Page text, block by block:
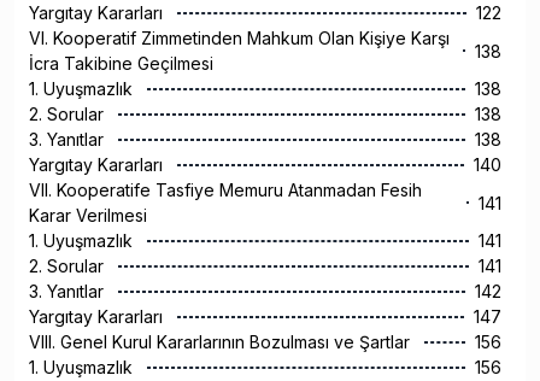
Yargıtay Kararları
122
VI. Kooperatif Zimmetinden Mahkum Olan Kişiye Karşı
İcra Takibine Geçilmesi
138
1. Uyuşmazlık
138
2. Sorular
138
3. Yanıtlar
138
Yargıtay Kararları
140
VII. Kooperatife Tasfiye Memuru Atanmadan Fesih
Karar Verilmesi
141
1. Uyuşmazlık
141
2. Sorular
141
3. Yanıtlar
142
Yargıtay Kararları
147
VIII. Genel Kurul Kararlarının Bozulması ve Şartlar
156
1. Uyuşmazlık
156